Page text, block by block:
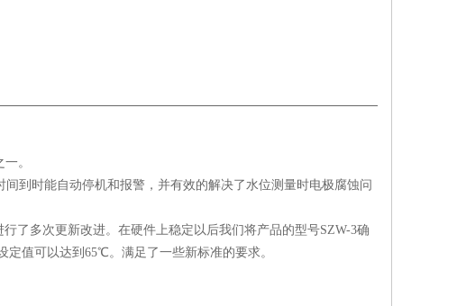
。
到时能自动停机和报警，并有效的解决了水位测量时电极腐蚀问
了多次更新改进。在硬件上稳定以后我们将产品的型号SZW-3确
值可以达到65℃。满足了一些新标准的要求。